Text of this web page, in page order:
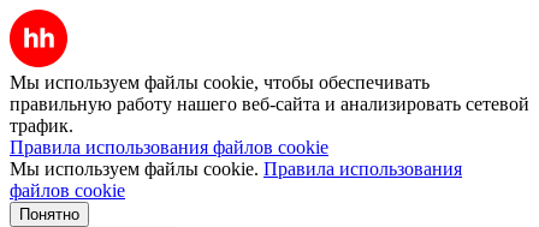
Мы используем файлы cookie, чтобы обеспечивать
правильную работу нашего веб-сайта и анализировать сетевой
трафик.
Правила использования файлов cookie
Мы используем файлы cookie. Правила использования
файлов cookie
Понятно